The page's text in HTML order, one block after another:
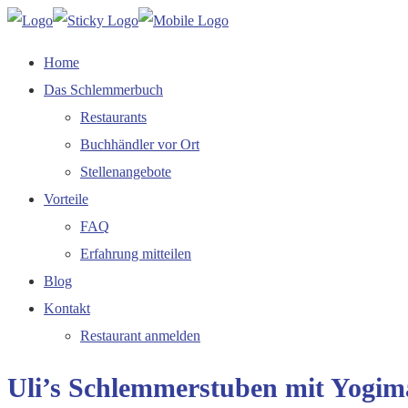
Home
Das Schlemmerbuch
Restaurants
Buchhändler vor Ort
Stellenangebote
Vorteile
FAQ
Erfahrung mitteilen
Blog
Kontakt
Restaurant anmelden
Uli’s Schlemmerstuben mit